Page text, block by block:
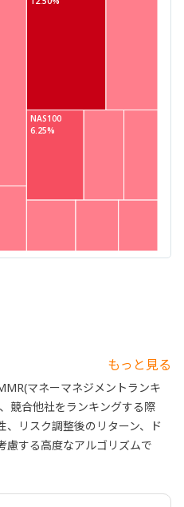
NAS100
6.25%
もっと見る
マネーマネジメントランキ
競合他社をランキングする際
、リスク調整後のリターン、ド
慮する高度なアルゴリズムで